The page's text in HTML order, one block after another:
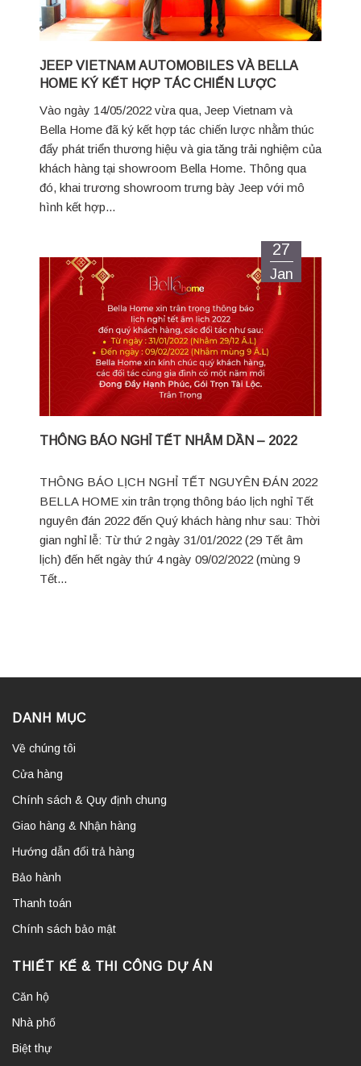
JEEP VIETNAM AUTOMOBILES VÀ BELLA
HOME KÝ KẾT HỢP TÁC CHIẾN LƯỢC
Vào ngày 14/05/2022 vừa qua, Jeep Vietnam và
Bella Home đã ký kết hợp tác chiến lược nhằm thúc
đẩy phát triển thương hiệu và gia tăng trải nghiệm của
khách hàng tại showroom Bella Home. Thông qua
đó, khai trương showroom trưng bày Jeep với mô
hình kết hợp...
THÔNG BÁO NGHỈ TẾT NHÂM DẦN – 2022
THÔNG BÁO LỊCH NGHỈ TẾT NGUYÊN ĐÁN 2022
BELLA HOME xin trân trọng thông báo lịch nghỉ Tết
nguyên đán 2022 đến Quý khách hàng như sau: Thời
gian nghỉ lễ: Từ thứ 2 ngày 31/01/2022 (29 Tết âm
lịch) đến hết ngày thứ 4 ngày 09/02/2022 (mùng 9
Tết...
27
Jan
DANH MỤC
Về chúng tôi
Cửa hàng
Chính sách & Quy định chung
Giao hàng & Nhận hàng
Hướng dẫn đổi trả hàng
Bảo hành
Thanh toán
Chính sách bảo mật
THIẾT KẾ & THI CÔNG DỰ ÁN
Căn hộ
Nhà phố
Biệt thự